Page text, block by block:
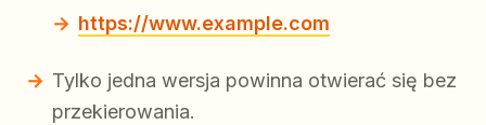
https://www.example.com
Tylko jedna wersja powinna otwierać się bez
przekierowania.